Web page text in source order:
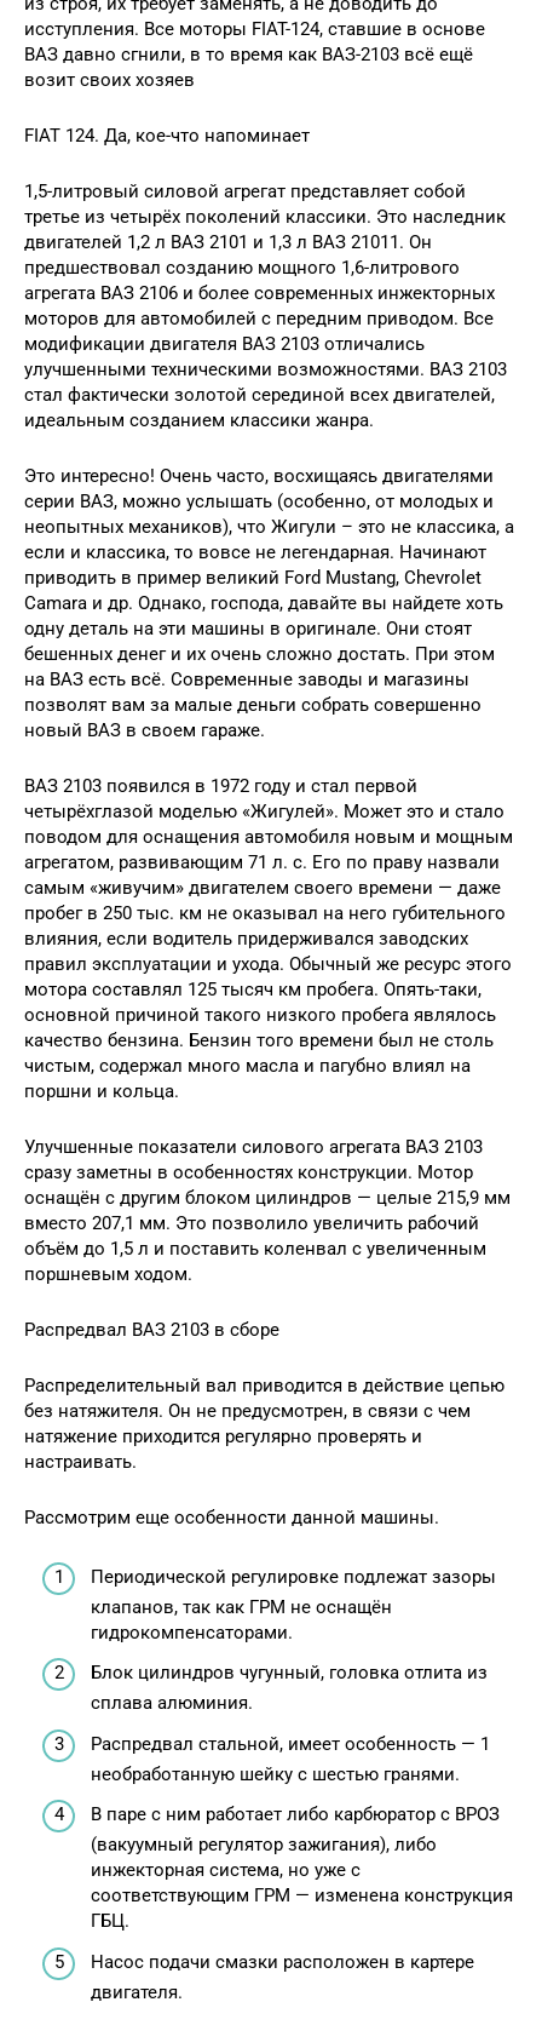
исступления. Все моторы FIAT-124, ставшие в основе
ВАЗ давно сгнили, в то время как ВАЗ-2103 всё ещё
возит своих хозяев
FIAT 124. Да, кое-что напоминает
1,5-литровый силовой агрегат представляет собой
третье из четырёх поколений классики. Это наследник
двигателей 1,2 л ВАЗ 2101 и 1,3 л ВАЗ 21011. Он
предшествовал созданию мощного 1,6-литрового
агрегата ВАЗ 2106 и более современных инжекторных
моторов для автомобилей с передним приводом. Все
модификации двигателя ВАЗ 2103 отличались
улучшенными техническими возможностями. ВАЗ 2103
стал фактически золотой серединой всех двигателей,
идеальным созданием классики жанра.
Это интересно! Очень часто, восхищаясь двигателями
серии ВАЗ, можно услышать (особенно, от молодых и
неопытных механиков), что Жигули – это не классика, а
если и классика, то вовсе не легендарная. Начинают
приводить в пример великий Ford Mustang, Chevrolet
Camara и др. Однако, господа, давайте вы найдете хоть
одну деталь на эти машины в оригинале. Они стоят
бешенных денег и их очень сложно достать. При этом
на ВАЗ есть всё. Современные заводы и магазины
позволят вам за малые деньги собрать совершенно
новый ВАЗ в своем гараже.
ВАЗ 2103 появился в 1972 году и стал первой
четырёхглазой моделью «Жигулей». Может это и стало
поводом для оснащения автомобиля новым и мощным
агрегатом, развивающим 71 л. с. Его по праву назвали
самым «живучим» двигателем своего времени — даже
пробег в 250 тыс. км не оказывал на него губительного
влияния, если водитель придерживался заводских
правил эксплуатации и ухода. Обычный же ресурс этого
мотора составлял 125 тысяч км пробега. Опять-таки,
основной причиной такого низкого пробега являлось
качество бензина. Бензин того времени был не столь
чистым, содержал много масла и пагубно влиял на
поршни и кольца.
Улучшенные показатели силового агрегата ВАЗ 2103
сразу заметны в особенностях конструкции. Мотор
оснащён с другим блоком цилиндров — целые 215,9 мм
вместо 207,1 мм. Это позволило увеличить рабочий
объём до 1,5 л и поставить коленвал с увеличенным
поршневым ходом.
Распредвал ВАЗ 2103 в сборе
Распределительный вал приводится в действие цепью
без натяжителя. Он не предусмотрен, в связи с чем
натяжение приходится регулярно проверять и
настраивать.
Рассмотрим еще особенности данной машины.
Периодической регулировке подлежат зазоры
клапанов, так как ГРМ не оснащён
гидрокомпенсаторами.
Блок цилиндров чугунный, головка отлита из
сплава алюминия.
Распредвал стальной, имеет особенность — 1
необработанную шейку с шестью гранями.
В паре с ним работает либо карбюратор с ВРОЗ
(вакуумный регулятор зажигания), либо
инжекторная система, но уже с
соответствующим ГРМ — изменена конструкция
ГБЦ.
Насос подачи смазки расположен в картере
двигателя.